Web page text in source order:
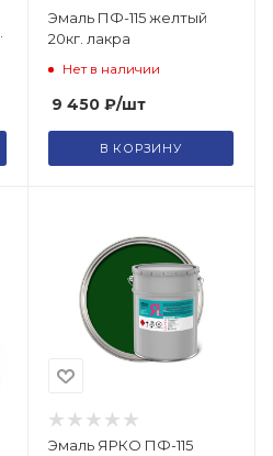
Эмаль ПФ-115 желтый
20кг. лакра
Нет в наличии
9 450₽/шт
В КОРЗИНУ
Эмаль ЯРКО ПФ-115